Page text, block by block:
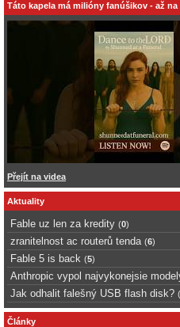
Táto kapela má milióny fanúšikov - až
Přejít na videa
Aktuality
Fable uz len za kredity (0)
zranitelnost ac routerů tenda (6)
Fable 5 is back (5)
Anthropic vypol najvykonejsie
Jak odhalit falešný USB flash disk? (
Články